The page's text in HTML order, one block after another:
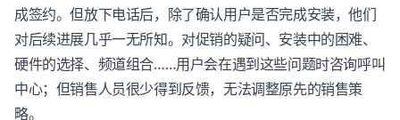
成签约。但放下电话后，除了确认用户是否完成安装，他们
对后续进展几乎一无所知。对促销的疑问、安装中的困难、
硬件的选择、频道组合……用户会在遇到这些问题时咨询呼叫
中心；但销售人员很少得到反馈，无法调整原先的销售策
略。